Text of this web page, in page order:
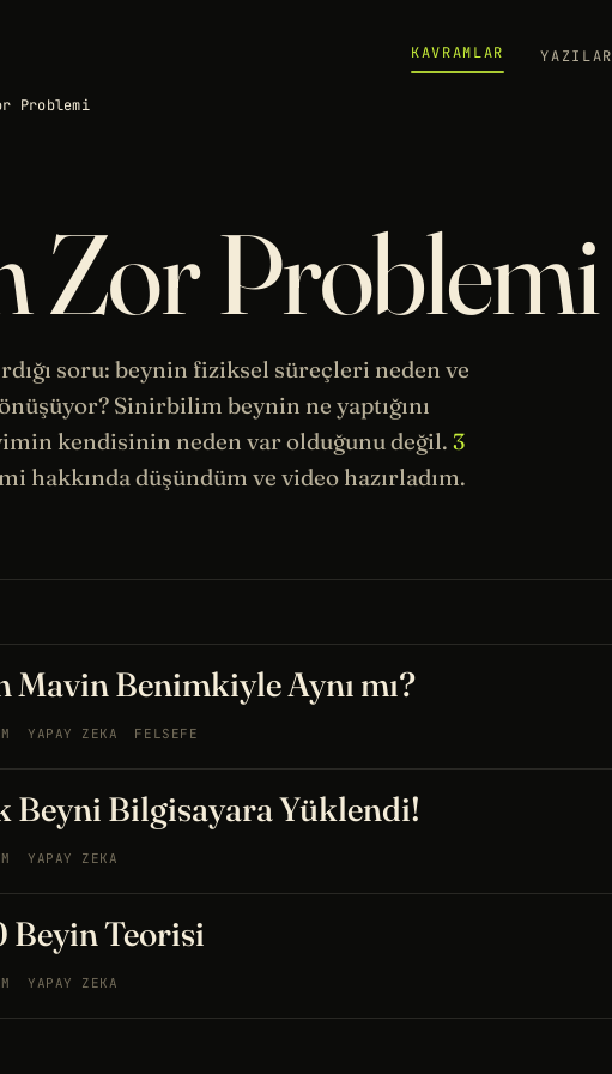
KAVRAMLAR YAZILAR
Problemi
Zor Problemi
soru: beynin fiziksel süreçleri neden ve
Sinirbilim beynin ne yaptığını
kendisinin neden var olduğunu değil. 3
hakkında düşündüm ve video hazırladım.
Mavin Benimkiyle Aynı mı?
YAPAY ZEKA FELSEFE
Beyni Bilgisayara Yüklendi!
YAPAY ZEKA
Beyin Teorisi
YAPAY ZEKA